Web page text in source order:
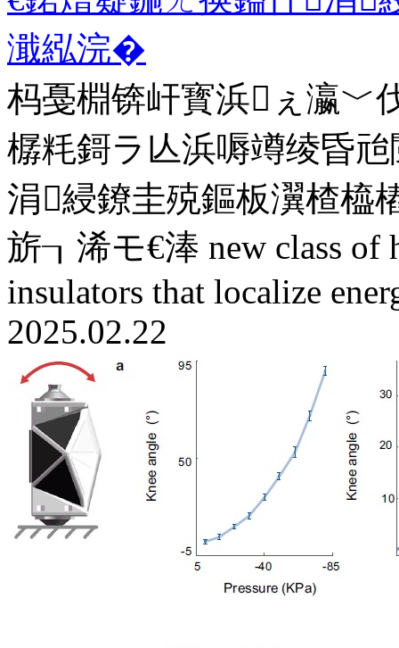
濈紭浣�
杩戞棩锛屽寳浜ぇ瀛﹀
樼粍鎶ラ亾浜嗕竴绫昏
涓綅鐐圭殑鏂板瀷楂橀
旂┒浠モ€淎 new class of
insulators that localize
2025.02.22